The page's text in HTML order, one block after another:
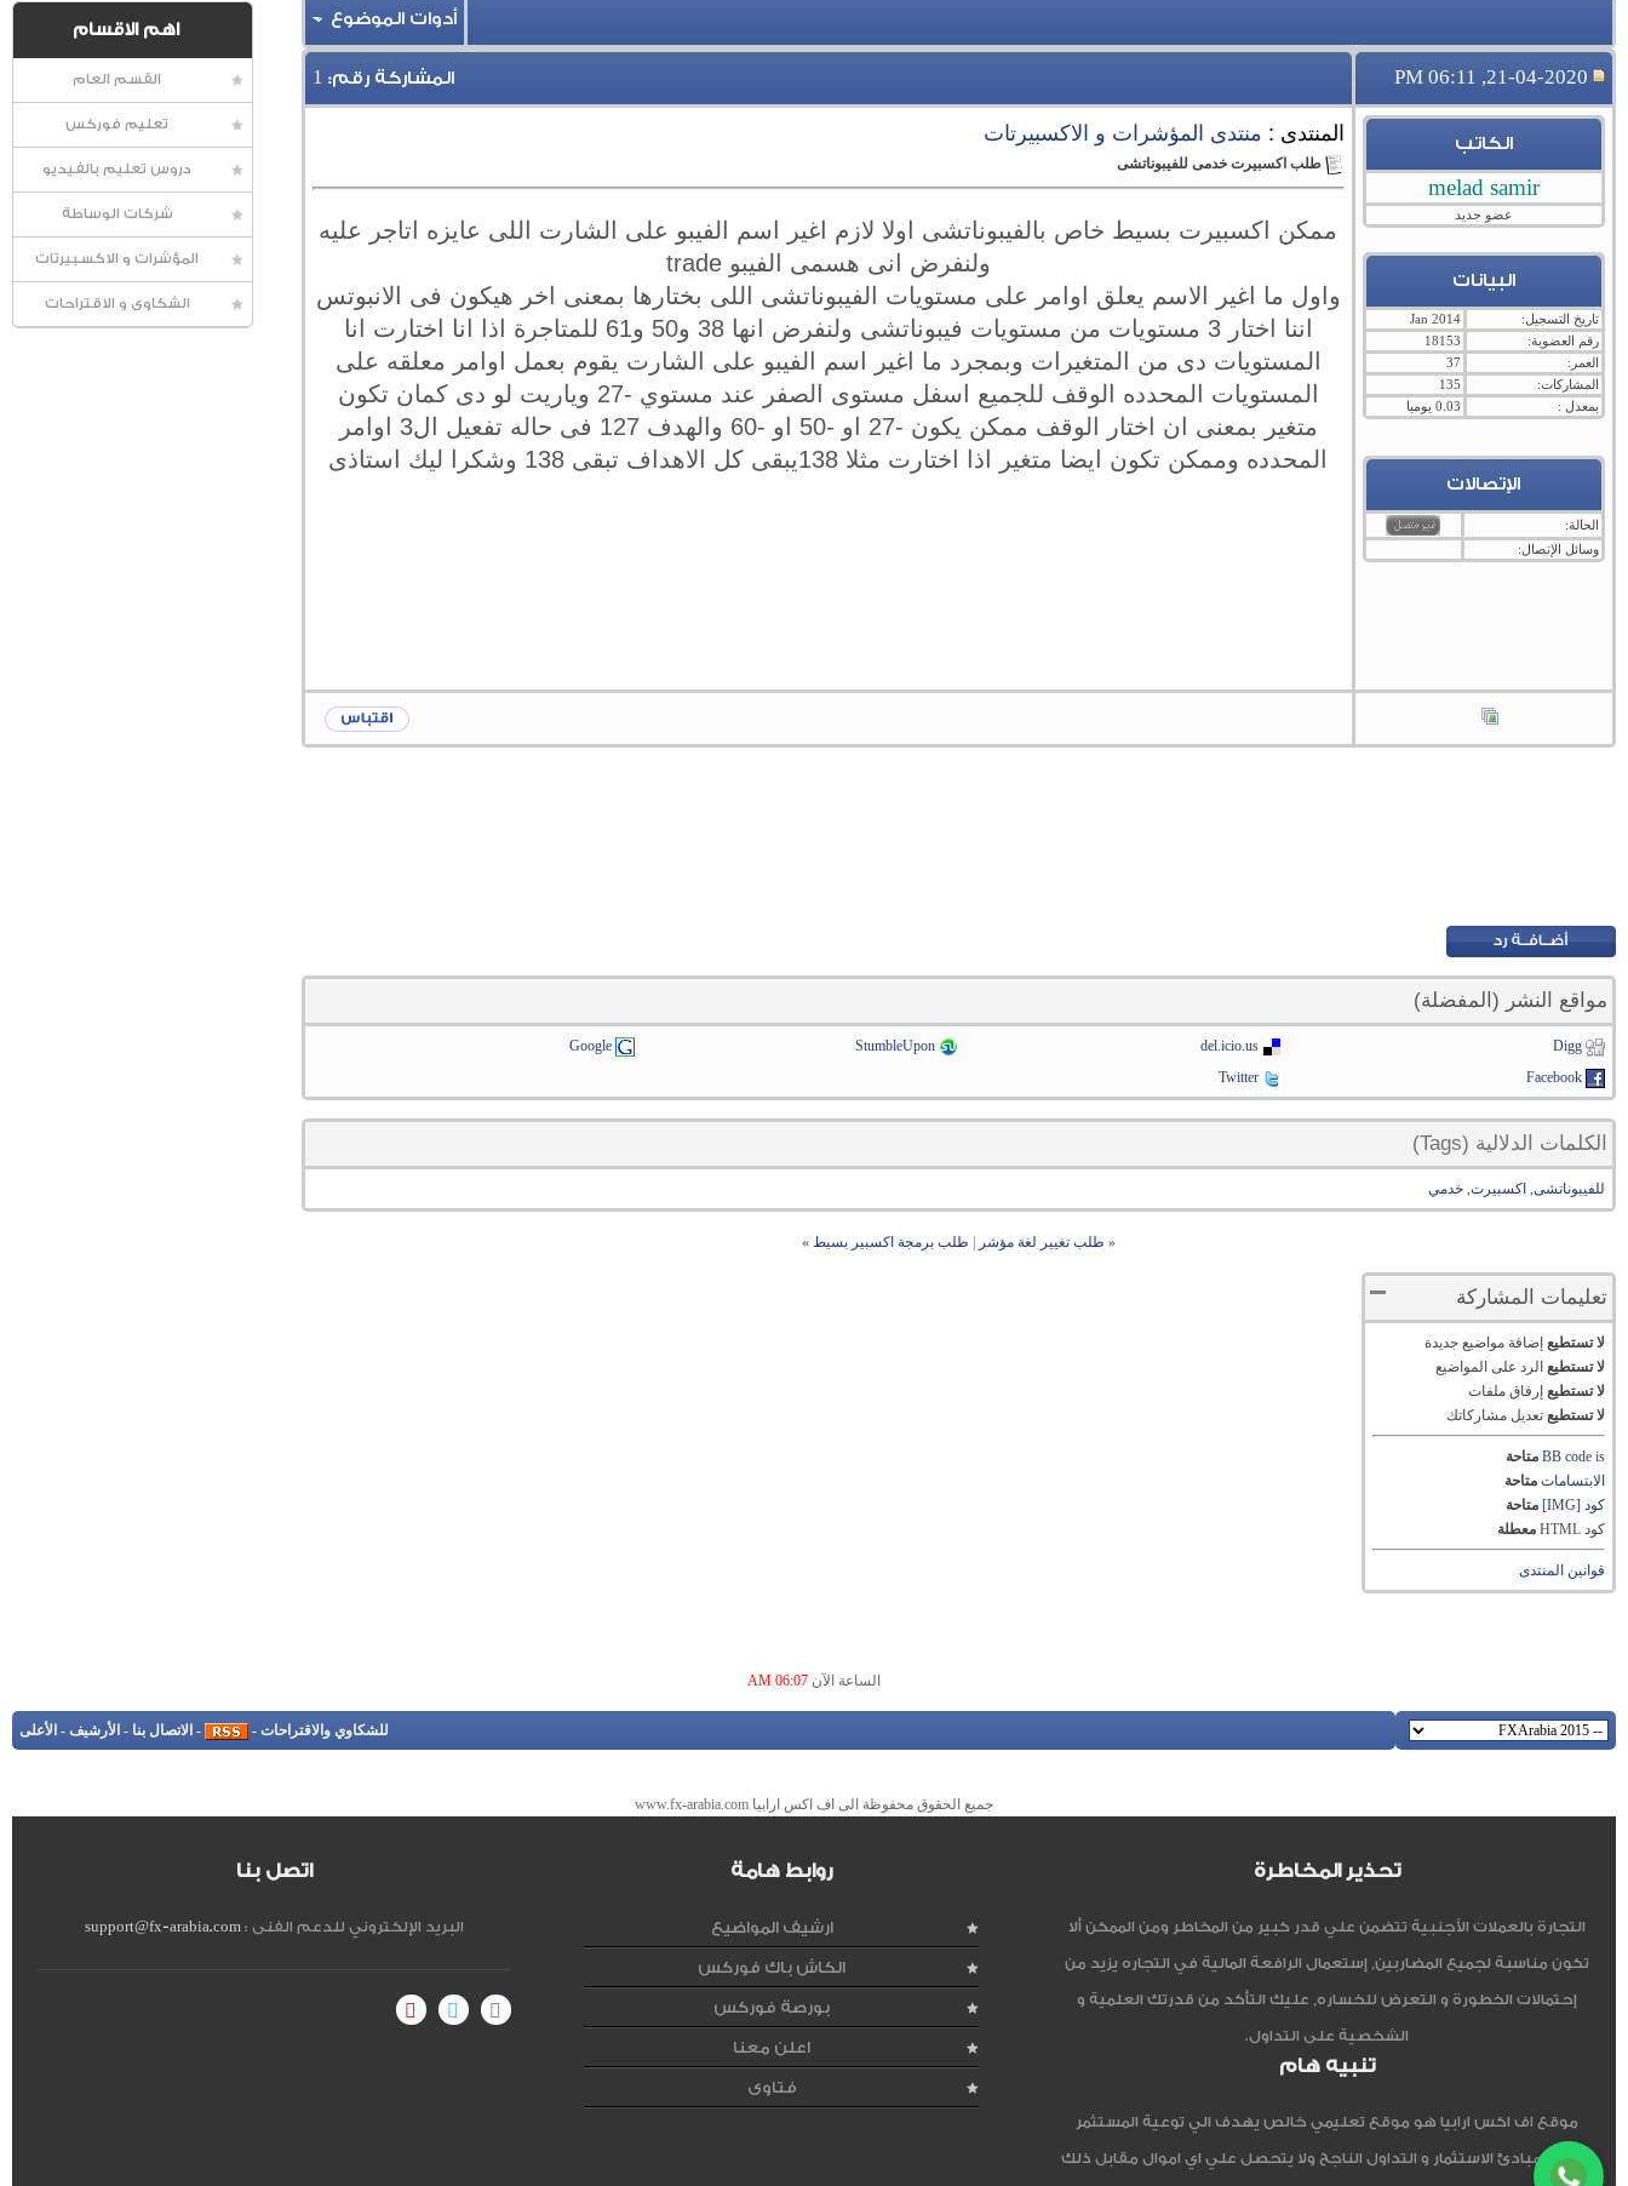
اهم الاقسام
القسم العام
تعليم فوركس
دروس تعليم بالفيديو
شركات الوساطة
المؤشرات و الاكسبيرتات
الشكاوى و الاقتراحات
أدوات الموضوع
21-04-2020, 06:11 PM المشاركة رقم: 1
الكاتب
melad samir
عضو جديد
البيانات
تاريخ التسجيل:
Jan 2014
رقم العضوية:
18153
العمر:
37
المشاركات:
135
بمعدل :
0.03 يوميا
الإتصالات
الحالة:
وسائل الإتصال:
المنتدى : منتدى المؤشرات و الاكسبيرتات
طلب اكسبيرت خدمى للفيبوناتشى
ممكن اكسبيرت بسيط خاص بالفيبوناتشى اولا لازم اغير اسم الفيبو على الشارت اللى عايزه اتاجر عليه
ولنفرض انى هسمى الفيبو trade
واول ما اغير الاسم يعلق اوامر على مستويات الفيبوناتشى اللى بختارها بمعنى اخر هيكون فى الانبوتس
اننا اختار 3 مستويات من مستويات فيبوناتشى ولنفرض انها 38 و50 و61 للمتاجرة اذا انا اختارت انا
المستويات دى من المتغيرات وبمجرد ما اغير اسم الفيبو على الشارت يقوم بعمل اوامر معلقه على
المستويات المحدده الوقف للجميع اسفل مستوى الصفر عند مستوي -27 وياريت لو دى كمان تكون
متغير بمعنى ان اختار الوقف ممكن يكون -27 او -50 او -60 والهدف 127 فى حاله تفعيل ال3 اوامر
المحدده وممكن تكون ايضا متغير اذا اختارت مثلا 138يبقى كل الاهداف تبقى 138 وشكرا ليك استاذى
مواقع النشر (المفضلة)
Digg
del.icio.us
StumbleUpon
Google
Facebook
Twitter
الكلمات الدلالية (Tags)
للفيبوناتشى, اكسبيرت,خدمي
« طلب تغيير لغة مؤشر طلب برمجة اكسبير بسيط »
تعليمات المشاركة
لا تستطيع إضافة مواضيع جديدة
لا تستطيع الرد على المواضيع
لا تستطيع إرفاق ملفات
لا تستطيع تعديل مشاركاتك
BB codeis
متاحة
الابتسامات متاحة
كود [IMG]
متاحة
كود HTML
معطلة
قوانين المنتدى
الساعة الآن 06:07 AM
للشكاوي والاقتراحات -
- الاتصال بنا - الأرشيف - الأعلى
جميع الحقوق محفوظة الى اف اكس ارابيا www.fx-arabia.com
تحذير المخاطرة
التجارة بالعملات الأجنبية تتضمن علي قدر كبير من المخاطر ومن الممكن ألا
تكون مناسبة لجميع المضاربين, إستعمال الرافعة المالية في التجاره يزيد من
إحتمالات الخطورة و التعرض للخساره, عليك التأكد من قدرتك العلمية و
الشخصية على التداول.
تنبيه هام
موقع اف اكس ارابيا هو موقع تعليمي خالص يهدف الي توعية المستثمر
العربي مبادئ الاستثمار و التداول الناجح ولا يتحصل علي اي اموال مقابل ذلك
روابط هامة
ارشيف المواضيع
الكاش باك فوركس
بورصة فوركس
اعلن معنا
فتاوى
اتصل بنا
البريد الإلكتروني للدعم الفنى :support@fx-arabia.com